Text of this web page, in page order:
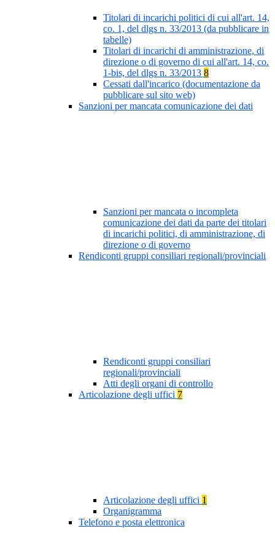
Titolari di incarichi politici di cui all'art. 14,
co. 1, del dlgs n. 33/2013 (da pubblicare in
tabelle)
Titolari di incarichi di amministrazione, di
direzione o di governo di cui all'art. 14, co.
1-bis, del dlgs n. 33/2013 8
Cessati dall'incarico (documentazione da
pubblicare sul sito web)
Sanzioni per mancata comunicazione dei dati
Sanzioni per mancata o incompleta
comunicazione dei dati da parte dei titolari
di incarichi politici, di amministrazione, di
direzione o di governo
Rendiconti gruppi consiliari regionali/provinciali
Rendiconti gruppi consiliari
regionali/provinciali
Atti degli organi di controllo
Articolazione degli uffici 7
Articolazione degli uffici 1
Organigramma
Telefono e posta elettronica